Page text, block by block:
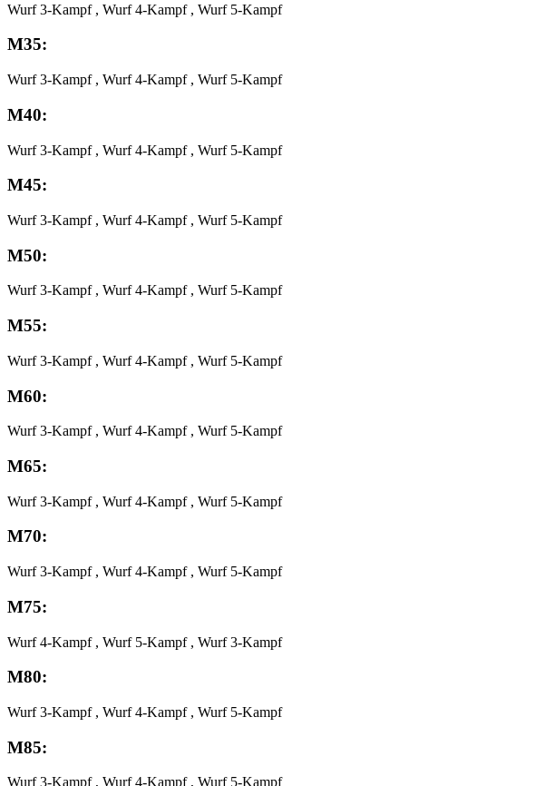
Wurf 3-Kampf , Wurf 4-Kampf , Wurf 5-Kampf
M35:
Wurf 3-Kampf , Wurf 4-Kampf , Wurf 5-Kampf
M40:
Wurf 3-Kampf , Wurf 4-Kampf , Wurf 5-Kampf
M45:
Wurf 3-Kampf , Wurf 4-Kampf , Wurf 5-Kampf
M50:
Wurf 3-Kampf , Wurf 4-Kampf , Wurf 5-Kampf
M55:
Wurf 3-Kampf , Wurf 4-Kampf , Wurf 5-Kampf
M60:
Wurf 3-Kampf , Wurf 4-Kampf , Wurf 5-Kampf
M65:
Wurf 3-Kampf , Wurf 4-Kampf , Wurf 5-Kampf
M70:
Wurf 3-Kampf , Wurf 4-Kampf , Wurf 5-Kampf
M75:
Wurf 4-Kampf , Wurf 5-Kampf , Wurf 3-Kampf
M80:
Wurf 3-Kampf , Wurf 4-Kampf , Wurf 5-Kampf
M85:
Wurf 3-Kampf , Wurf 4-Kampf , Wurf 5-Kampf